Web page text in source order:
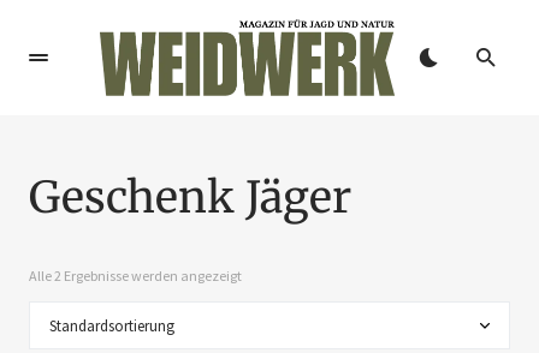
Geschenk Jäger
Alle 2 Ergebnisse werden angezeigt